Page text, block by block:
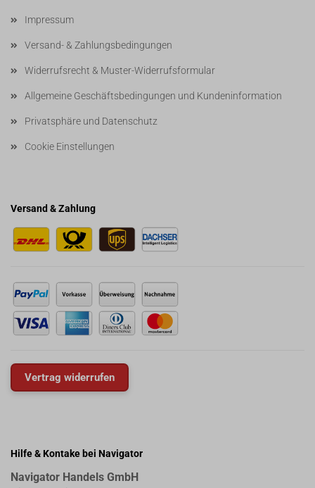
Impressum
Versand- & Zahlungsbedingungen
Widerrufsrecht & Muster-Widerrufsformular
Allgemeine Geschäftsbedingungen und Kundeninformation
Privatsphäre und Datenschutz
Cookie Einstellungen
Versand & Zahlung
Vertrag widerrufen
Hilfe & Kontake bei Navigator
Navigator Handels GmbH